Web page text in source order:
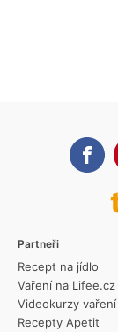
Partneři
Recept na jídlo
Vaření na Lifee.cz
Videokurzy vaření
Recepty Apetit